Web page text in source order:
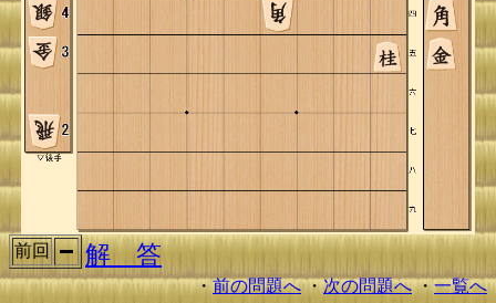
前回 解 答
・前の問題へ・次の問題へ・一覧へ